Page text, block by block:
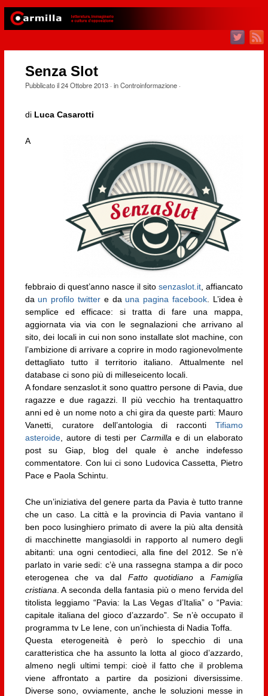
Senza Slot
Pubblicato il24 Ottobre 2013· inControinformazione·
di Luca Casarotti
A
febbraio di quest’anno nasce il sitosenzaslot.it, affiancato
da un profilo twitter e da una pagina facebook. L’idea è
semplice ed efficace: si tratta di fare una mappa,
aggiornata via via con le segnalazioni che arrivano al
sito, dei locali in cui non sono installate slot machine, con
l’ambizione di arrivare a coprire in modo ragionevolmente
dettagliato tutto il territorio italiano. Attualmente nel
database ci sono più di milleseicento locali.
A fondare senzaslot.it sono quattro persone di Pavia, due
ragazze e due ragazzi. Il più vecchio ha trentaquattro
anni ed è un nome noto a chi gira da queste parti: Mauro
Vanetti, curatore dell’antologia di raccontiTifiamo
asteroide, autore di testi per Carmillae di un elaborato
post su Giap, blog del quale è anche indefesso
commentatore. Con lui ci sono Ludovica Cassetta, Pietro
Pace e Paola Schintu.
Che un’iniziativa del genere parta da Pavia è tutto tranne
che un caso. La città e la provincia di Pavia vantano il
ben poco lusinghiero primato di avere la più alta densità
di macchinette mangiasoldi in rapporto al numero degli
abitanti: una ogni centodieci, alla fine del 2012. Se n’è
parlato in varie sedi: c’è una rassegna stampa a dir poco
eterogenea che va dal Fatto quotidiano aFamiglia
cristiana . A seconda della fantasia più o meno fervida del
titolista leggiamo “Pavia: la Las Vegas d’Italia” o “Pavia:
capitale italiana del gioco d’azzardo”. Se n’è occupato il
programma tv Le Iene, con un’inchiesta di Nadia Toffa.
Questa eterogeneità è però lo specchio di una
caratteristica che ha assunto la lotta al gioco d’azzardo,
almeno negli ultimi tempi: cioè il fatto che il problema
viene affrontato a partire da posizioni diversissime.
Diverse sono, ovviamente, anche le soluzioni messe in